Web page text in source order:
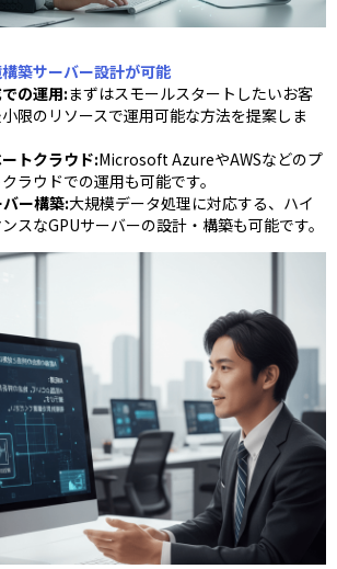
築サーバー設計が可能
の運用:まずはスモールスタートしたいお客
限のリソースで運用可能な方法を提案しま
トクラウド:Microsoft AzureやAWSなどのプ
ラウドでの運用も可能です。
バー構築:大規模データ処理に対応する、ハイ
スなGPUサーバーの設計・構築も可能です。